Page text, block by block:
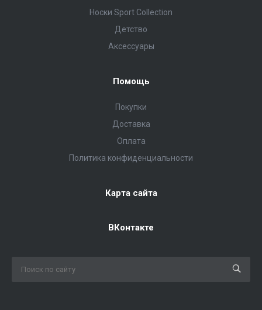
Носки Sport Collection
Детство
Аксессуары
Помощь
Покупки
Доставка
Оплата
Политика конфиденциальности
Карта сайта
ВКонтакте